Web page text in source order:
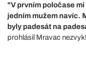
"V prvním poločase
jedním mužem navíc.
byly padesát na
prohlásil Mravac